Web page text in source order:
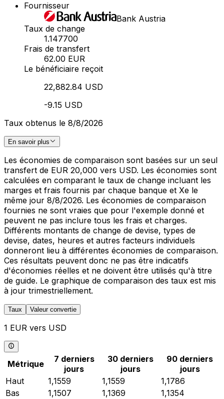
Fournisseur
Bank Austria
Taux de change
1.147700
Frais de transfert
62.00 EUR
Le bénéficiaire reçoit
22,882.84 USD
-9.15 USD
Taux obtenus le 8/8/2026
En savoir plus
Les économies de comparaison sont basées sur un seul
transfert de EUR 20,000 vers USD. Les économies sont
calculées en comparant le taux de change incluant les
marges et frais fournis par chaque banque et Xe le
même jour 8/8/2026. Les économies de comparaison
fournies ne sont vraies que pour l'exemple donné et
peuvent ne pas inclure tous les frais et charges.
Différents montants de change de devise, types de
devise, dates, heures et autres facteurs individuels
donneront lieu à différentes économies de comparaison.
Ces résultats peuvent donc ne pas être indicatifs
d'économies réelles et ne doivent être utilisés qu'à titre
de guide. Le graphique de comparaison des taux est mis
à jour trimestriellement.
Taux Valeur convertie
1 EUR vers USD
Métrique
7 derniers
jours
30 derniers
jours
90 derniers
jours
Haut
1,1559 1,1559
1,1786
Bas
1,1507 1,1369
1,1354